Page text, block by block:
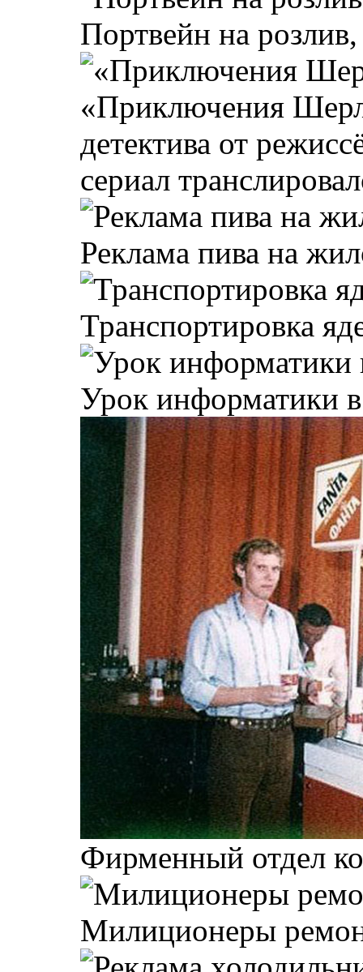
Портвейн на
«Приключения
детектива от
сериал
Реклама пива на
Транспортировка
Урок информатики
Фирменный отдел
Милиционеры